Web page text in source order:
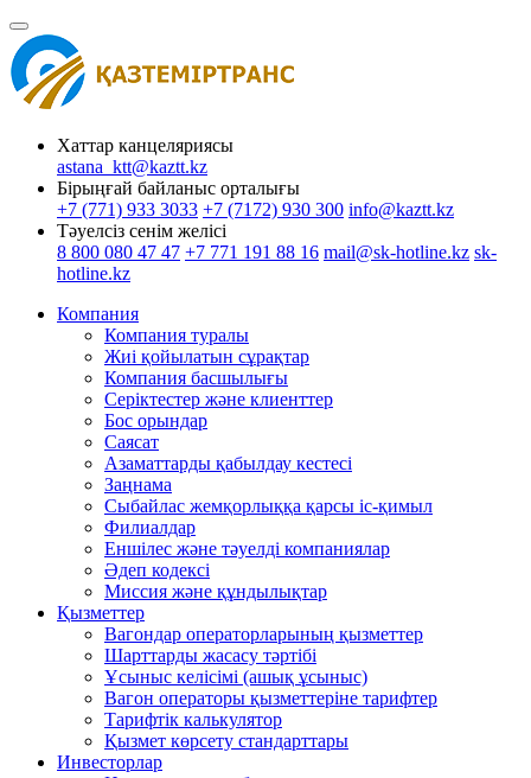
Хаттар канцеляриясы
astana_ktt@kaztt.kz
Бірыңғай байланыс орталығы
+7 (771) 933 3033 +7 (7172) 930 300 info@kaztt.kz
Тәуелсіз сенім желісі
8 800 080 47 47 +7 771 191 88 16 mail@sk-hotline.kz sk-
hotline.kz
Компания
Компания туралы
Жиі қойылатын сұрақтар
Компания басшылығы
Серіктестер және клиенттер
Бос орындар
Саясат
Азаматтарды қабылдау кестесі
Заңнама
Сыбайлас жемқорлыққа қарсы іс-қимыл
Филиалдар
Еншілес және тәуелді компаниялар
Әдеп кодексі
Миссия және құндылықтар
Қызметтер
Вагондар операторларының қызметтер
Шарттарды жасасу тәртібі
Ұсыныс келісімі (ашық ұсыныс)
Вагон операторы қызметтеріне тарифтер
Тарифтік калькулятор
Қызмет көрсету стандарттары
Инвесторлар